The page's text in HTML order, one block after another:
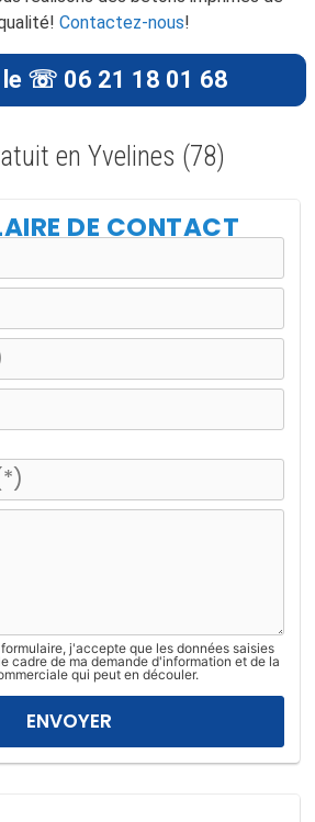
Contactez-nous!
le ☏ 06 21 18 01 68
en Yvelines (78)
DE CONTACT
j'accepte que les données saisies
cadre de ma demande d'information et de la
qui peut en découler.